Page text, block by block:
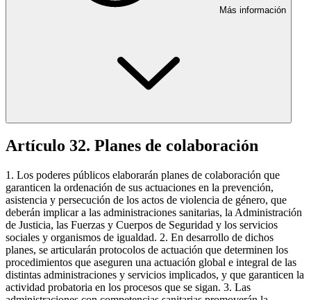
Más información
Artículo 32. Planes de colaboración
1. Los poderes públicos elaborarán planes de colaboración que
garanticen la ordenación de sus actuaciones en la prevención,
asistencia y persecución de los actos de violencia de género, que
deberán implicar a las administraciones sanitarias, la Administración
de Justicia, las Fuerzas y Cuerpos de Seguridad y los servicios
sociales y organismos de igualdad. 2. En desarrollo de dichos
planes, se articularán protocolos de actuación que determinen los
procedimientos que aseguren una actuación global e integral de las
distintas administraciones y servicios implicados, y que garanticen la
actividad probatoria en los procesos que se sigan. 3. Las